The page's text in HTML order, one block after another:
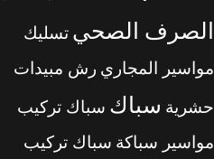
الصرف الصحي تسليك
مواسير المجاري رش مبيدات
حشرية سباك سباك تركيب
مواسير سباكة سباك تركيب